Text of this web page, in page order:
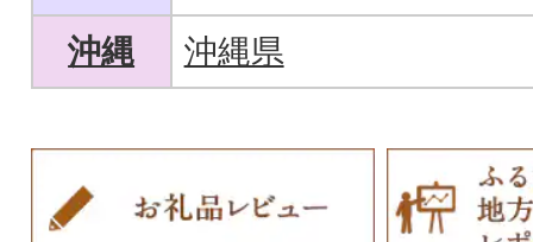
沖縄
沖縄県